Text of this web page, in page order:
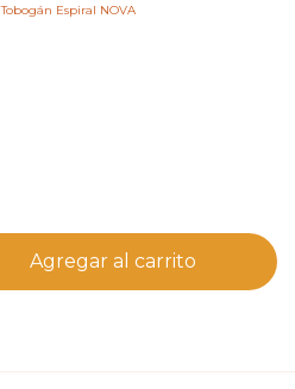
Tobogán Espiral NOVA